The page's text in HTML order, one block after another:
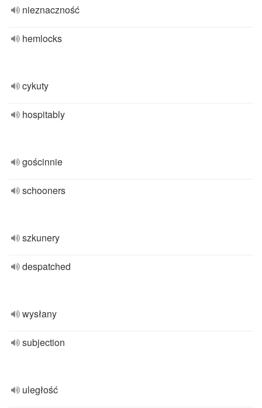
nieznaczność
hemlocks
cykuty
hospitably
gościnnie
schooners
szkunery
despatched
wysłany
subjection
uległość